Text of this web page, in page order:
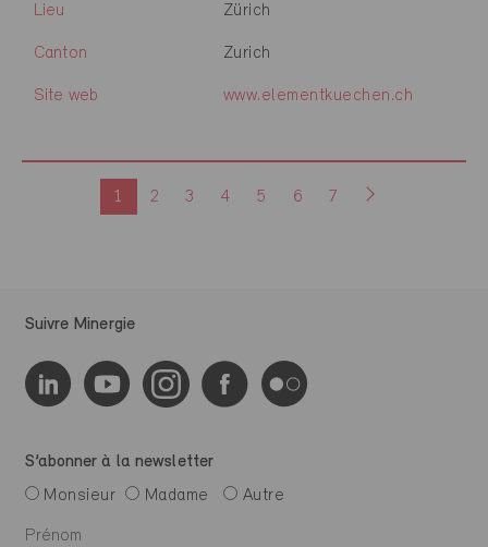
Lieu Zürich
Canton Zurich
Site web www.elementkuechen.ch
1 2 3 4 5 6 7
Suivre Minergie
S’abonner à la newsletter
Monsieur
Madame Autre